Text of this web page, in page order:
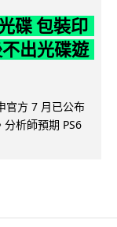
碟 包裝印
出光碟遊
官方 7 月已公布
析師預期 PS6